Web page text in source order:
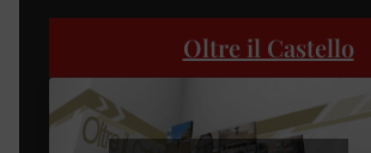
Oltre il Castello